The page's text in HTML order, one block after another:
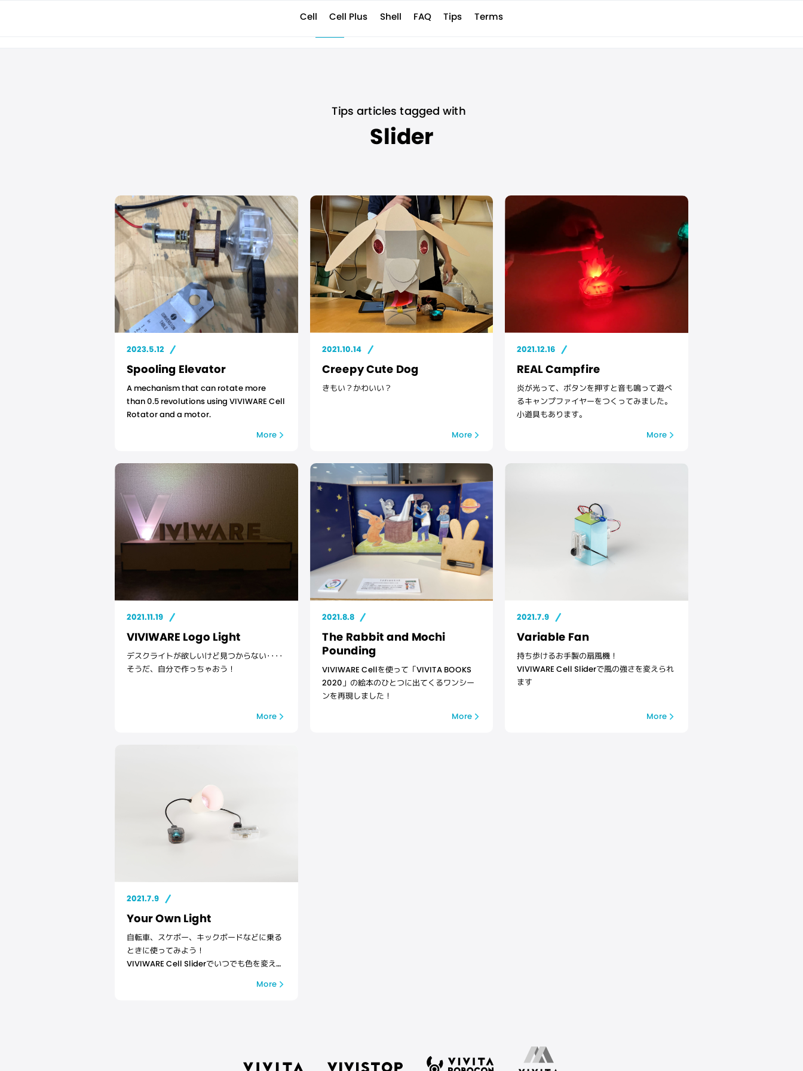
VIVIWARE Shell News Company Contact Support
Cell Cell Plus Shell FAQ Tips Terms
Tips articles tagged with
Slider
2023.5.12
Spooling Elevator
A mechanism that can rotate more
than 0.5 revolutions using VIVIWARE Cell
Rotator and a motor.
More
2021.10.14
Creepy Cute Dog
きもい？かわいい？
More
2021.12.16
REAL Campfire
炎が光って、ボタンを押すと音も鳴って遊べ
るキャンプファイヤーをつくってみました。
小道具もあります。
More
2021.11.19
VIVIWARE Logo Light
デスクライトが欲しいけど見つからない････
そうだ、自分で作っちゃおう！
More
2021.8.8
The Rabbit and Mochi
Pounding
VIVIWARE Cellを使って「VIVITA BOOKS
2020」の絵本のひとつに出てくるワンシー
ンを再現しました！
More
2021.7.9
Variable Fan
持ち歩けるお手製の扇風機！
VIVIWARE Cell Sliderで風の強さを変えられ
ます
More
2021.7.9
Your Own Light
自転車、スケボー、キックボードなどに乗る
ときに使ってみよう！
VIVIWARE Cell Sliderでいつでも色を変えら
More